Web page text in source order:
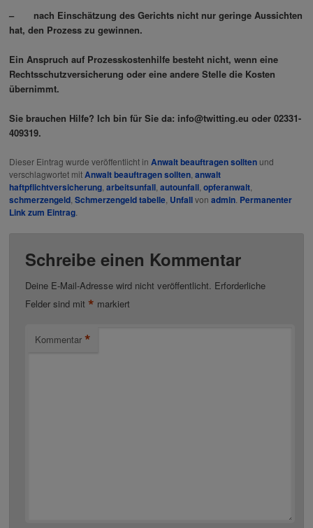
– nach Einschätzung des Gerichts nicht nur geringe Aussichten
hat, den Prozess zu gewinnen.
Ein Anspruch auf Prozesskostenhilfe besteht nicht, wenn eine
Rechtsschutzversicherung oder eine andere Stelle die Kosten
übernimmt.
Sie brauchen Hilfe? Ich bin für Sie da: info@twitting.eu oder 02331-
409319.
Dieser Eintrag wurde veröffentlicht inAnwalt beauftragen sollten und
verschlagwortet mitAnwalt beauftragen sollten ,anwalt
haftpflichtversicherung ,arbeitsunfall ,autounfall ,opferanwalt
schmerzengeld ,Schmerzengeld tabelle Unfallvonadmin Permanenter
Link zum Eintrag
Schreibe einen Kommentar
Deine E-Mail-Adresse wird nicht veröffentlicht. Erforderliche
Felder sind mit * markiert
Kommentar *